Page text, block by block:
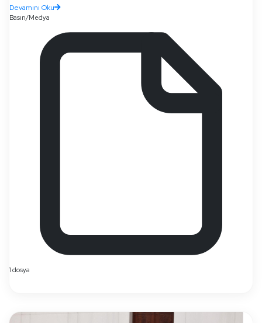
Devamını Oku
Basın/Medya
1 dosya